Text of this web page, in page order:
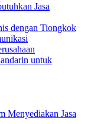
Jasa
dengan Tiongkok
untuk
Menyediakan Jasa